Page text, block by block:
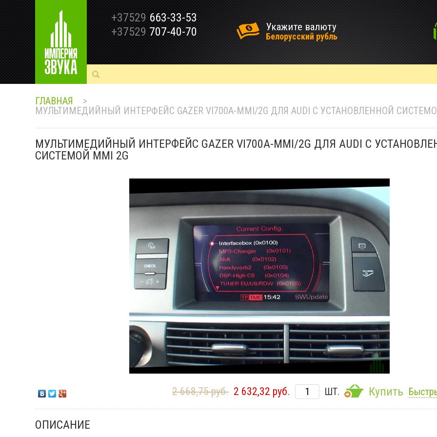
+37529 663-33-53
+37529 707-40-70 Укажите валюту
Белорусский рубль
ГЛАВНАЯ
>
МУЛЬТИМЕДИЙНЫЙ ИНТЕРФЕЙС GAZER VI700A-MMI/2G ДЛЯ AUDI С УСТАНОВЛЕННОЙ
МУЛЬТИМЕДИЙНЫЙ ИНТЕРФЕЙС GAZER VI700A-MMI/2G ДЛЯ AUDI С
СИСТЕМОЙ MMI 2G
2 668,75 руб. 2 632,32 руб. ШТ. Купить
ОПИСАНИЕ